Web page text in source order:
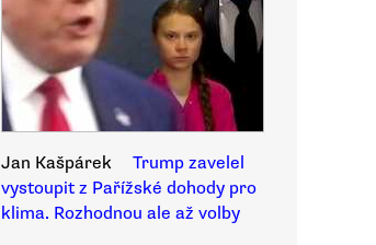
Jan Kašpárek
Trump zavelel
vystoupit z Pařížské dohody pro
klima. Rozhodnou ale až volby